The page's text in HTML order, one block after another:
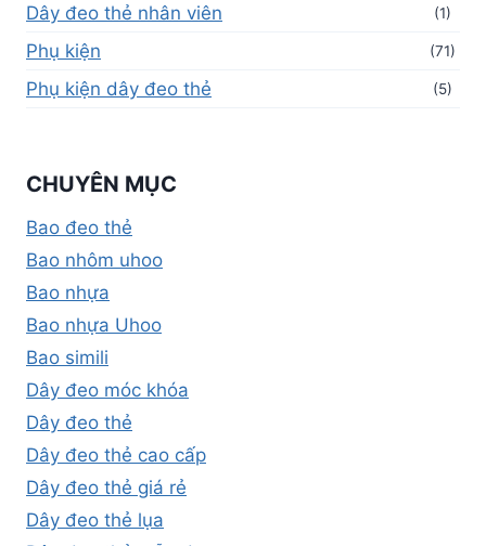
Dây đeo thẻ nhân viên (1)
Phụ kiện (71)
Phụ kiện dây đeo thẻ (5)
CHUYÊN MỤC
Bao đeo thẻ
Bao nhôm uhoo
Bao nhựa
Bao nhựa Uhoo
Bao simili
Dây đeo móc khóa
Dây đeo thẻ
Dây đeo thẻ cao cấp
Dây đeo thẻ giá rẻ
Dây đeo thẻ lụa